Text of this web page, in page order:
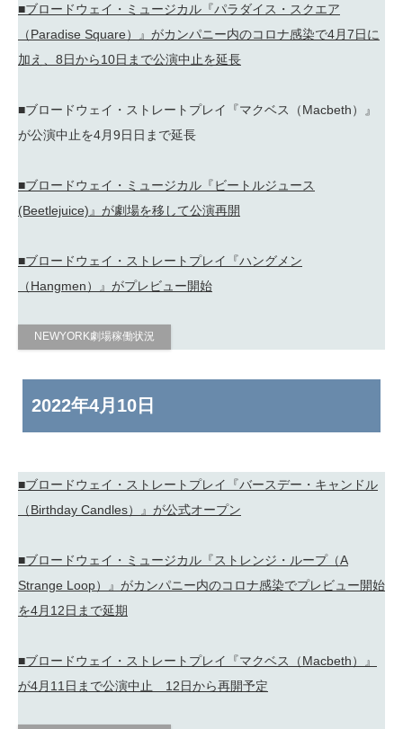
■ブロードウェイ・ミュージカル『パラダイス・スクエア
（Paradise Square）』がカンパニー内のコロナ感染で4月7日に
加え、8日から10日まで公演中止を延長
■ブロードウェイ・ストレートプレイ『マクベス（Macbeth）』
が公演中止を4月9日日まで延長
■ブロードウェイ・ミュージカル『ビートルジュース
(Beetlejuice)』が劇場を移して公演再開
■ブロードウェイ・ストレートプレイ『ハングメン
（Hangmen）』がプレビュー開始
NEWYORK劇場稼働状況
2022年4月10日
■ブロードウェイ・ストレートプレイ『バースデー・キャンドル
（Birthday Candles）』が公式オープン
■ブロードウェイ・ミュージカル『ストレンジ・ループ（A
Strange Loop）』がカンパニー内のコロナ感染でプレビュー開始
を4月12日まで延期
■ブロードウェイ・ストレートプレイ『マクベス（Macbeth）』
が4月11日まで公演中止 12日から再開予定